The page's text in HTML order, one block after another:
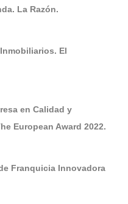
La Razón.
El
en Calidad y
European Award 2022.
Franquicia Innovadora